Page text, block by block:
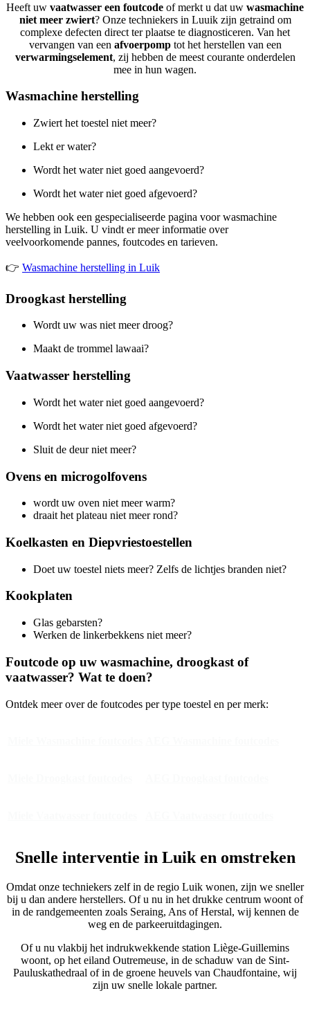
Heeft uw vaatwasser een foutcode of merkt u dat uw wasmachine
niet meer zwiert? Onze techniekers in Luuik zijn getraind om
complexe defecten direct ter plaatse te diagnosticeren. Van het
vervangen van een afvoerpomptot het herstellen van een
verwarmingselement, zij hebben de meest courante onderdelen
mee in hun wagen.
Wasmachine herstelling
Zwiert het toestel niet meer?
Lekt er water?
Wordt het water niet goed aangevoerd?
Wordt het water niet goed afgevoerd?
We hebben ook een gespecialiseerde pagina voor wasmachine
herstelling in Luik. U vindt er meer informatie over
veelvoorkomende pannes, foutcodes en tarieven.
👉 Wasmachine herstelling in Luik
Droogkast herstelling
Wordt uw was niet meer droog?
Maakt de trommel lawaai?
Vaatwasser herstelling
Wordt het water niet goed aangevoerd?
Wordt het water niet goed afgevoerd?
Sluit de deur niet meer?
Ovens en microgolfovens
wordt uw oven niet meer warm?
draait het plateau niet meer rond?
Koelkasten en Diepvriestoestellen
Doet uw toestel niets meer? Zelfs de lichtjes branden niet?
Kookplaten
Glas gebarsten?
Werken de linkerbekkens niet meer?
Foutcode op uw wasmachine, droogkast of
vaatwasser? Wat te doen?
Ontdek meer over de foutcodes per type toestel en per merk:
Snelle interventie in Luik en omstreken
Omdat onze techniekers zelf in de regio Luik wonen, zijn we sneller
bij u dan andere herstellers. Of u nu in het drukke centrum woont of
in de randgemeenten zoals Seraing, Ans of Herstal, wij kennen de
weg en de parkeeruitdagingen.
Of u nu vlakbij het indrukwekkende station Liège-Guillemins
woont, op het eiland Outremeuse, in de schaduw van de Sint-
Pauluskathedraal of in de groene heuvels van Chaudfontaine, wij
zijn uw snelle lokale partner.